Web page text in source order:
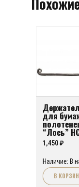
для
“Лось”
1,450₽
Наличие: В
В